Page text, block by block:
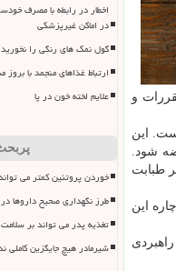
و
این
شود.
طبابت
ساده نیست. چاره این
اخطار در رابطه با مصرف
در اماکن غیرپزشکی
گول نمک های رنگی را نخورید!
ارتباط غذاهای منجمد با بروز
علایم لخته خون در پا
خوردن پروتئین کمتر می
طرز نگهداری صحیح داروها
تغذیه پدر می تواند بر سلامت
شیرمادر هیچ جایگزین کاملی